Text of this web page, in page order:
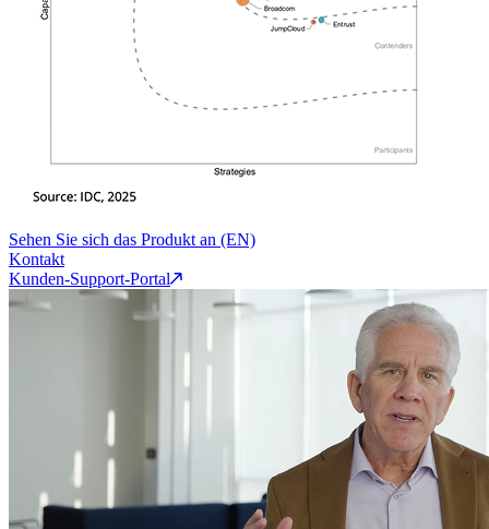
Sehen Sie sich das Produkt an (EN)
Kontakt
Kunden-Support-Portal